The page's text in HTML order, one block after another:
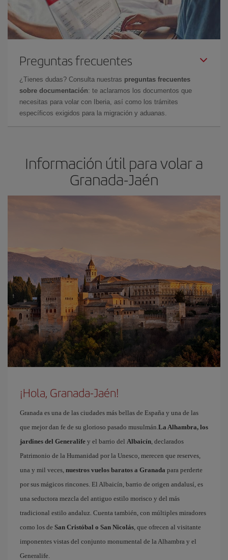
Preguntas frecuentes
¿Tienes dudas? Consulta nuestras preguntas frecuentes
sobre documentación: te aclaramos los documentos que
necesitas para volar con Iberia, así como los trámites
específicos exigidos para la migración y aduanas.
Información útil para volar a
Granada-Jaén
¡Hola, Granada-Jaén!
Granada es una de las ciudades más bellas de España y una de las
que mejor dan fe de su glorioso pasado musulmán.La Alhambra, los
jardines del Generalife y el barrio del Albaicín, declarados
Patrimonio de la Humanidad por la Unesco, merecen que reserves,
una y mil veces, nuestros vuelos baratos a Granada para perderte
por sus mágicos rincones. El Albaicín, barrio de origen andalusí, es
una seductora mezcla del antiguo estilo morisco y del más
tradicional estilo andaluz. Cuenta también, con múltiples miradores
como los de San Cristóbal o San Nicolás, que ofrecen al visitante
imponentes vistas del conjunto monumental de la Alhambra y el
Generalife.